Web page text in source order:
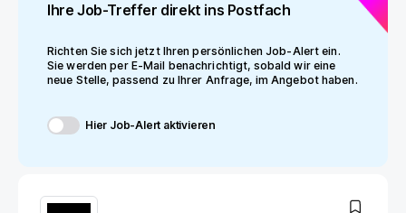
Ihre Job-Treffer direkt ins Postfach
Richten Sie sich jetzt Ihren persönlichen Job-Alert ein.
Sie werden per E-Mail benachrichtigt, sobald wir eine
neue Stelle, passend zu Ihrer Anfrage, im Angebot haben.
Hier Job-Alert aktivieren